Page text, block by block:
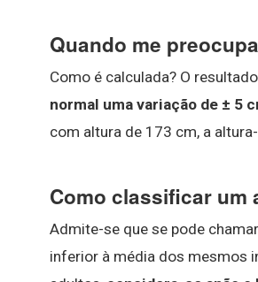
Quando me
Como é calculada? O
normal uma variação de ± 5
com altura de 173 cm, a
Como classificar um
Admite-se que se pode
inferior à média dos mesmos